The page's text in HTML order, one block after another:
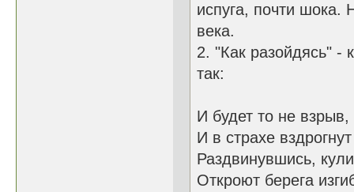
испуга, почти шока.
века.
2. "Как разойдясь" -
так:
И будет то не
И в страхе
Раздвинувшись,
Откроют берега